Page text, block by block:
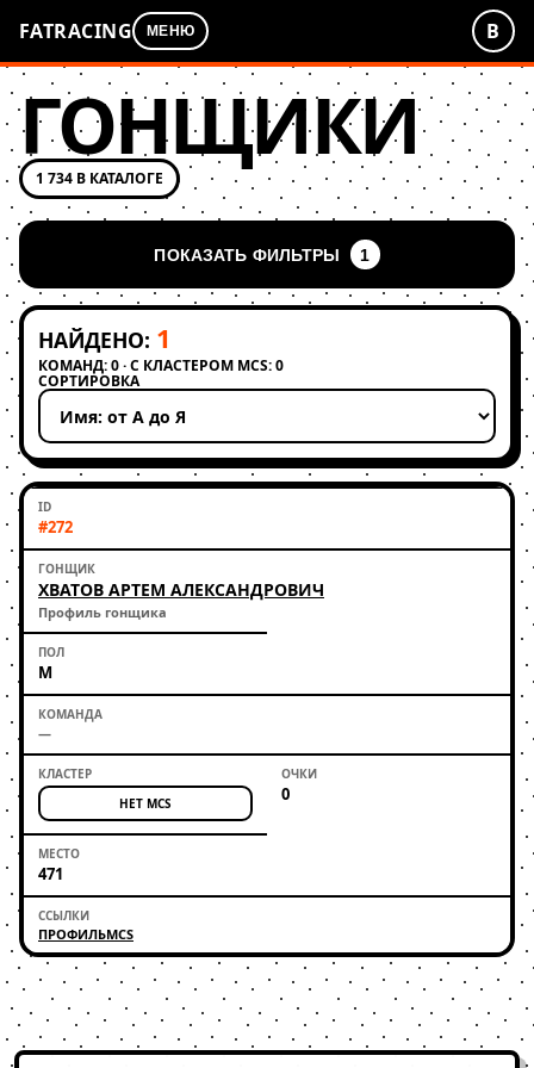
FATRACING МЕНЮ В
ГОНЩИКИ
1 734 В КАТАЛОГЕ
ПОКАЗАТЬ ФИЛЬТРЫ 1
НАЙДЕНО: 1
КОМАНД: 0 · С КЛАСТЕРОМ MCS: 0
СОРТИРОВКА
Применить сортировку
#272
ХВАТОВ АРТЕМ АЛЕКСАНДРОВИЧ
Профиль гонщика
М
—
НЕТ MCS 0
471
ПРОФИЛЬMCS